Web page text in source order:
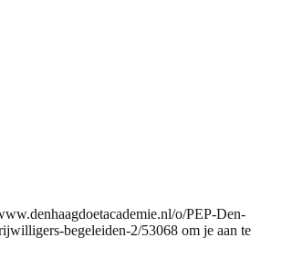
o/PEP-Den-
begeleiden-2/53068 om je aan te